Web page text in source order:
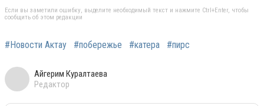
Если вы заметили ошибку, выделите необходимый текст и нажмите Ctrl+Enter, чтобы
сообщить об этом редакции
#Новости Актау #побережье #катера #пирс
Айгерим Куралтаева
Редактор